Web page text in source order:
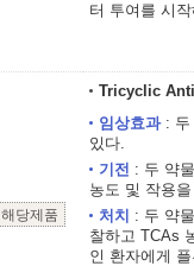
터 투여를 시
해당제품
Tricyclic
임상효과: 두
있다.
기전 : 두 약
농도 및 작용
처치 : 두 약
찰하고 TCAs
인 환자에게